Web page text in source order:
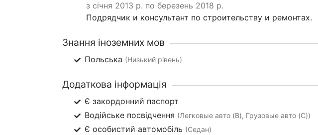
з січня 2013 р. по березень 2018 р.
Подрядчик и консультант по строительству и ремонтах.
Знання іноземних мов
Польська (Низький рівень)
Додаткова інформація
Є закордонний паспорт
Водійське посвідчення (Легковые авто (B), Грузовые авто (C))
Є особистий автомобіль (Седан)